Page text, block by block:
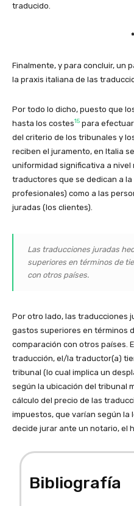
traducido.
Finalmente, y para concluir, un
la praxis italiana de las
Por todo lo dicho, puesto que
hasta los costes15 para
del criterio de los tribunales y
reciben el juramento, en Italia
uniformidad significativa a nivel
traductores que se dedican a
profesionales) como a las
juradas (los clientes).
Las traducciones juradas
superiores en términos de
con otros países.
Por otro lado, las traducciones
gastos superiores en términos
comparación con otros países.
traducción, el/la traductor(a)
tribunal (lo cual implica un
según la ubicación del tribunal
cálculo del precio de las
impuestos, que varían según la
decide jurar ante un notario, el
Bibliografía